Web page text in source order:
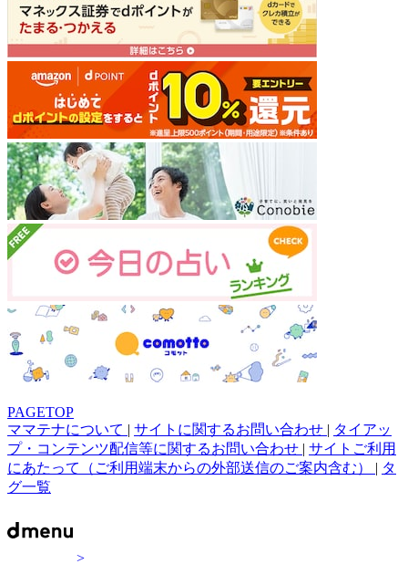
PAGETOP
ママテナについて | サイトに関するお問い合わせ | タイアッ
プ・コンテンツ配信等に関するお問い合わせ | サイトご利用
にあたって（ご利用端末からの外部送信のご案内含む） | タ
グ一覧
>